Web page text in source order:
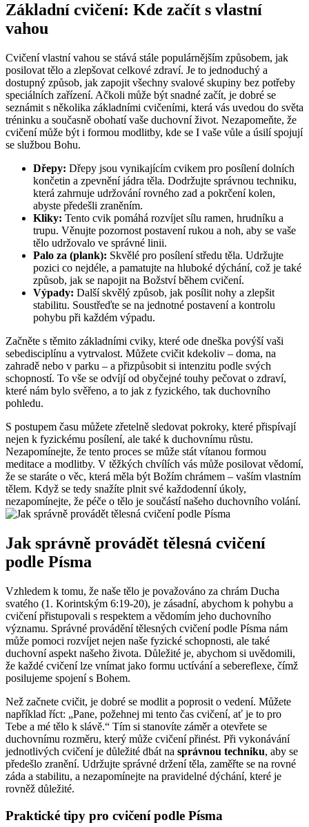
Základní cvičení: Kde začít s vlastní
vahou
Cvičení vlastní vahou se stává stále populárnějším způsobem, jak
posilovat tělo a zlepšovat celkové zdraví. Je to jednoduchý a
dostupný způsob, jak zapojit všechny svalové skupiny bez potřeby
speciálních zařízení. Ačkoli může být snadné začít, je dobré se
seznámit s několika základními cvičeními, která vás uvedou do světa
tréninku a současně obohatí vaše duchovní život. Nezapomeňte, že
cvičení může být i formou modlitby, kde se I vaše vůle a úsilí spojují
se službou Bohu.
Dřepy: Dřepy jsou vynikajícím cvikem pro posílení dolních
končetin a zpevnění jádra těla. Dodržujte správnou techniku,
která zahrnuje udržování rovného zad a pokrčení kolen,
abyste předešli zraněním.
Kliky: Tento cvik pomáhá rozvíjet sílu ramen, hrudníku a
trupu. Věnujte pozornost postavení rukou a noh, aby se vaše
tělo udržovalo ve správné linii.
Palo za (plank): Skvělé pro posílení středu těla. Udržujte
pozici co nejdéle, a pamatujte na hluboké dýchání, což je také
způsob, jak se napojit na Božství během cvičení.
Výpady: Další skvělý způsob, jak posílit nohy a zlepšit
stabilitu. Soustřeďte se na jednotné postavení a kontrolu
pohybu při každém výpadu.
Začněte s těmito základními cviky, které ode dneška povýší vaši
sebedisciplínu a vytrvalost. Můžete cvičit kdekoliv – doma, na
zahradě nebo v parku – a přizpůsobit si intenzitu podle svých
schopností. To vše se odvíjí od obyčejné touhy pečovat o zdraví,
které nám bylo svěřeno, a to jak z fyzického, tak duchovního
pohledu.
S postupem času můžete zřetelně sledovat pokroky, které přispívají
nejen k fyzickému posílení, ale také k duchovnímu růstu.
Nezapomínejte, že tento proces se může stát vítanou formou
meditace a modlitby. V těžkých chvílích vás může posilovat vědomí,
že se staráte o věc, která měla být Božím chrámem – vaším vlastním
tělem. Když se tedy snažíte plnit své každodenní úkoly,
nezapomínejte, že péče o tělo je součástí našeho duchovního volání.
Jak správně provádět tělesná cvičení
podle Písma
Vzhledem k tomu, že naše tělo je považováno za chrám Ducha
svatého (1. Korintským 6:19-20), je zásadní, abychom k pohybu a
cvičení přistupovali s respektem a vědomím jeho duchovního
významu. Správné provádění tělesných cvičení podle Písma nám
může pomoci rozvíjet nejen naše fyzické schopnosti, ale také
duchovní aspekt našeho života. Důležité je, abychom si uvědomili,
že každé cvičení lze vnímat jako formu uctívání a sebereflexe, čímž
posilujeme spojení s Bohem.
Než začnete cvičit, je dobré se modlit a poprosit o vedení. Můžete
například říct: „Pane, požehnej mi tento čas cvičení, ať je to pro
Tebe a mé tělo k slávě.“ Tím si stanovíte záměr a otevřete se
duchovnímu rozměru, který může cvičení přinést. Při vykonávání
jednotlivých cvičení je důležité dbát na správnou techniku, aby se
předešlo zranění. Udržujte správné držení těla, zaměřte se na rovné
záda a stabilitu, a nezapomínejte na pravidelné dýchání, které je
rovněž důležité.
Praktické tipy pro cvičení podle Písma